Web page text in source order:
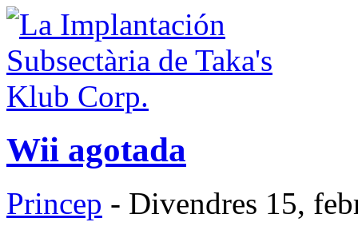
Wii agotada
Princep - Divendres 15,